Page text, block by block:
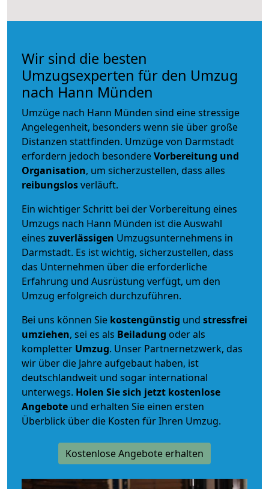
Wir sind die besten
Umzugsexperten für den Umzug
nach Hann Münden
Umzüge nach Hann Münden sind eine stressige
Angelegenheit, besonders wenn sie über große
Distanzen stattfinden. Umzüge von Darmstadt
erfordern jedoch besondereVorbereitung und
Organisation, um sicherzustellen, dass alles
reibungslosverläuft.
Ein wichtiger Schritt bei der Vorbereitung eines
Umzugs nach Hann Münden ist die Auswahl
eines zuverlässigen Umzugsunternehmens in
Darmstadt. Es ist wichtig, sicherzustellen, dass
das Unternehmen über die erforderliche
Erfahrung und Ausrüstung verfügt, um den
Umzug erfolgreich durchzuführen.
Bei uns können Sie kostengünstig und stressfrei
umziehen, sei es als Beiladung oder als
kompletter Umzug. Unser Partnernetzwerk, das
wir über die Jahre aufgebaut haben, ist
deutschlandweit und sogar international
unterwegs. Holen Sie sich jetzt kostenlose
Angebote und erhalten Sie einen ersten
Überblick über die Kosten für Ihren Umzug.
Kostenlose Angebote erhalten